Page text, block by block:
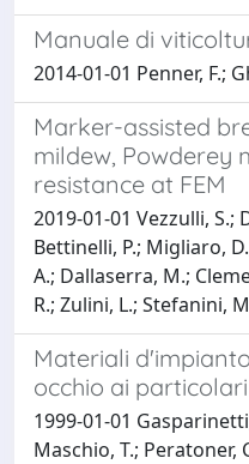
Manuale di
2014-01-01 Penner, F.;
Marker-assisted
mildew, Powderey
resistance at FEM
2019-01-01 Vezzulli, S.;
Bettinelli, P.; Migliaro,
A.; Dallaserra, M.;
R.; Zulini, L.; Stefanini,
Materiali
occhio ai particolari
1999-01-01
Maschio, T.; Peratoner,